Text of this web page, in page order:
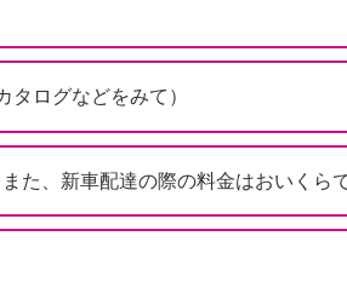
ログなどをみて）
た、新車配達の際の料金はおいくら